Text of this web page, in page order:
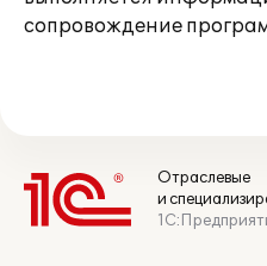
сопровождение
Отраслевые
и